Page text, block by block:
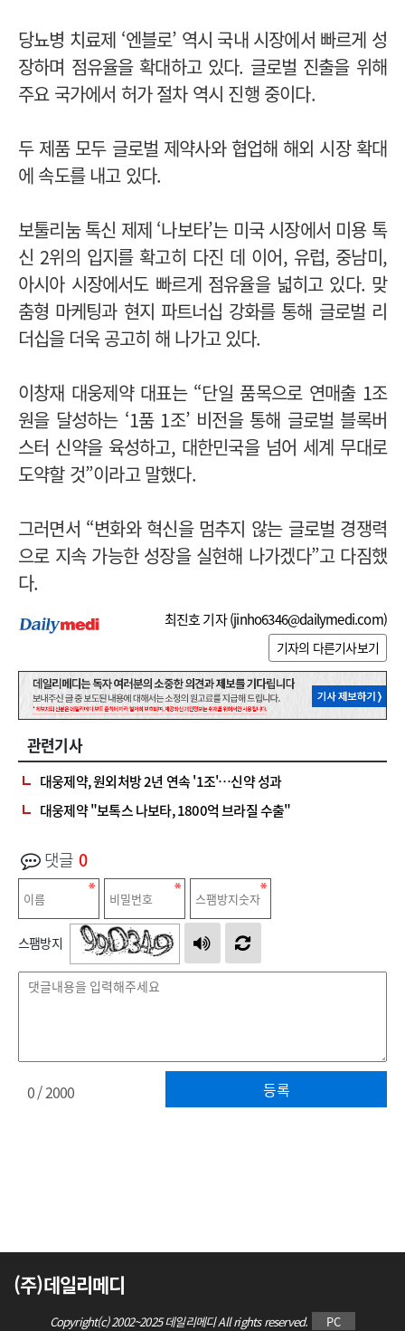
당뇨병 치료제 ‘엔블로’ 역시 국내 시장에서 빠르게 성
장하며 점유율을 확대하고 있다. 글로벌 진출을 위해
주요 국가에서 허가 절차 역시 진행 중이다.
두 제품 모두 글로벌 제약사와 협업해 해외 시장 확대
에 속도를 내고 있다.
보툴리눔 톡신 제제 ‘나보타’는 미국 시장에서 미용 톡
신 2위의 입지를 확고히 다진 데 이어, 유럽, 중남미,
아시아 시장에서도 빠르게 점유율을 넓히고 있다. 맞
춤형 마케팅과 현지 파트너십 강화를 통해 글로벌 리
더십을 더욱 공고히 해 나가고 있다.
이창재 대웅제약 대표는 “단일 품목으로 연매출 1조
원을 달성하는 ‘1품 1조’ 비전을 통해 글로벌 블록버
스터 신약을 육성하고, 대한민국을 넘어 세계 무대로
도약할 것”이라고 말했다.
그러면서 “변화와 혁신을 멈추지 않는 글로벌 경쟁력
으로 지속 가능한 성장을 실현해 나가겠다”고 다짐했
다.
최진호 기자 (jinho6346@dailymedi.com)
기자의 다른기사보기
관련기사
대웅제약, 원외처방 2년 연속 '1조'…신약 성과
대웅제약 "보톡스 나보타, 1800억 브라질 수출"
댓글 0
스팸방지
등록
0/ 2000
(주)데일리메디
Copyright(c) 2002~2025 데일리메디 All rights reserved. PC